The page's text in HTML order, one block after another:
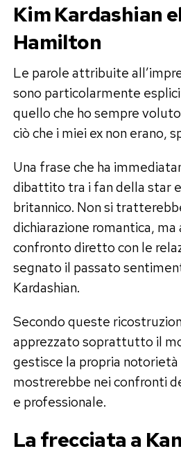
Kim Kardashian
Hamilton
Le parole attribuite
sono particolarmente
quello che ho sempre
ciò che i miei ex non erano,
Una frase che ha
dibattito tra i fan della star
britannico. Non si
dichiarazione romantica, ma
confronto diretto con le
segnato il passato
Kardashian.
Secondo queste
apprezzato soprattutto il
gestisce la propria
mostrerebbe nei confronti
e professionale.
La frecciata a